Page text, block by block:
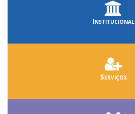
Institucional
Serviços